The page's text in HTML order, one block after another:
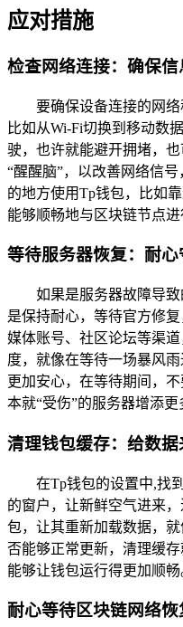
应对措施
检查网络连接：确保信
要确保设备连接的网络
比如从Wi-Fi切换到移动数
驶，也许就能避开拥堵，
“醒醒脑”，以改善网络信
的地方使用Tp钱包，比如
能够顺畅地与区块链节点进
等待服务器恢复：耐
如果是服务器故障导
是保持耐心，等待官方修
媒体账号、社区论坛等渠
度，就像在等待一场暴风
更加安心，在等待期间，
本就“受伤”的服务器增添更
清理钱包缓存：给数
在Tp钱包的设置中,找
的窗户，让新鲜空气进来
包，让其重新加载数据，
否能够正常更新，清理缓
能够让钱包运行得更加顺畅
耐心等待区块链网络